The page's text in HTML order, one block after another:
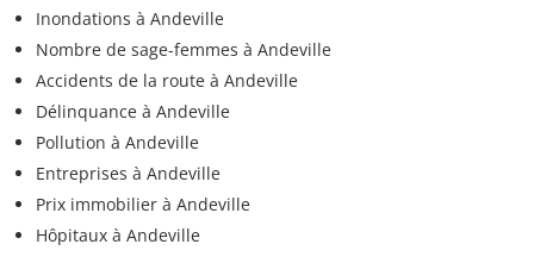
Inondations à Andeville
Nombre de sage-femmes à Andeville
Accidents de la route à Andeville
Délinquance à Andeville
Pollution à Andeville
Entreprises à Andeville
Prix immobilier à Andeville
Hôpitaux à Andeville